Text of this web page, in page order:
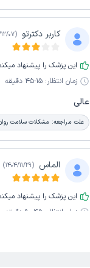
کاربر دکترتو (
07
این پزشک را پیشنهاد
زمان انتظار: 15-45 دقیقه
عالی
علت مراجعه: مشکلات سلامت
الماس (
1404/11/29
)
این پزشک را پیشنهاد
زمان انتظار: 45-90 دقیقه